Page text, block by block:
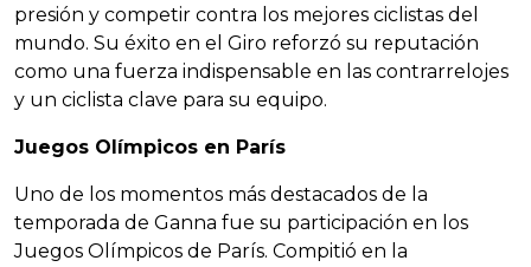
presión y competir contra los mejores ciclistas del
mundo. Su éxito en el Giro reforzó su reputación
como una fuerza indispensable en las contrarrelojes
y un ciclista clave para su equipo.
Juegos Olímpicos en París
Uno de los momentos más destacados de la
temporada de Ganna fue su participación en los
Juegos Olímpicos de París. Compitió en la